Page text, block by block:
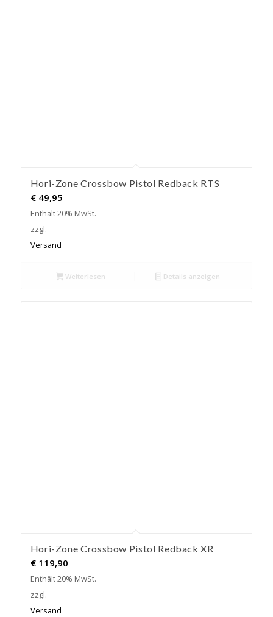
Hori-Zone Crossbow Pistol Redback RTS
€49,95
Enthält 20% MwSt.
zzgl.
Versand
Weiterlesen Details anzeigen
Hori-Zone Crossbow Pistol Redback XR
€119,90
Enthält 20% MwSt.
zzgl.
Versand